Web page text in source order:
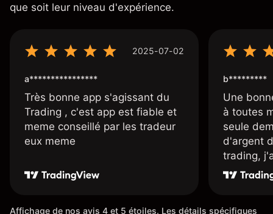
que soit leur niveau d'expérience.
2025-07-02
a****************
Très bonne app s'agissant du
Trading , c'est app est fiable et
meme conseillé par les tradeur
eux meme
b*********
Une
à toutes
seule
d'argent
trading,
une carte
Affichage de nos avis 4 et 5 étoiles. Les détails spécifiques